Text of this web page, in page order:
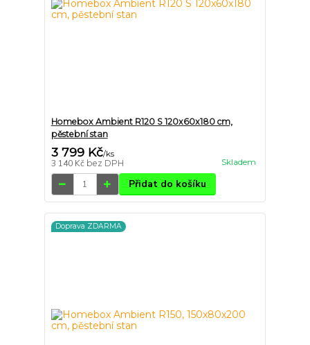
Homebox Ambient R120 S 120x60x180 cm,
pěstební stan
3 799 Kč/ks
3 140 Kč bez DPH Skladem
Přidat do košíku
Doprava ZDARMA